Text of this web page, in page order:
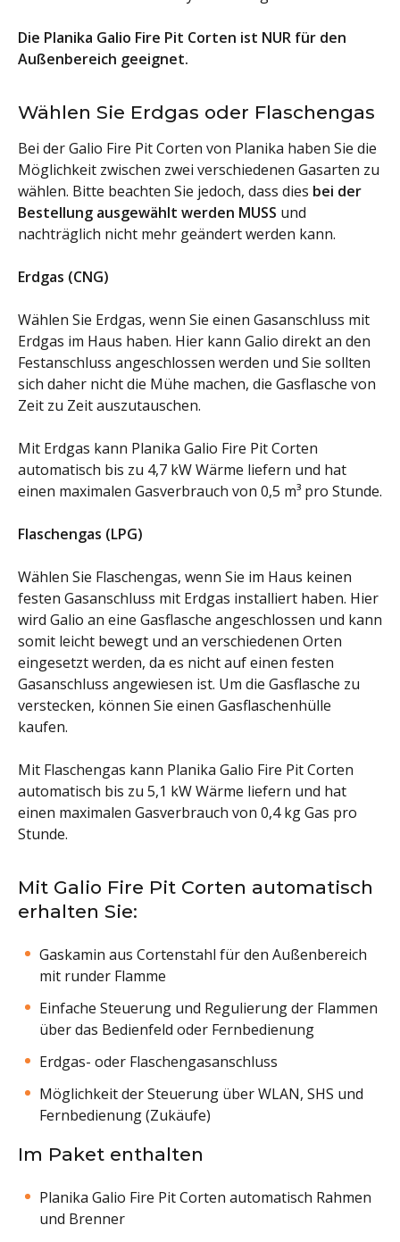
Die Planika Galio Fire Pit Corten ist NUR für den
Außenbereich geeignet.
Wählen Sie Erdgas oder Flaschengas
Bei der Galio Fire Pit Corten von Planika haben Sie die
Möglichkeit zwischen zwei verschiedenen Gasarten zu
wählen. Bitte beachten Sie jedoch, dass dies bei der
Bestellung ausgewählt werden MUSS und
nachträglich nicht mehr geändert werden kann.
Erdgas (CNG)
Wählen Sie Erdgas, wenn Sie einen Gasanschluss mit
Erdgas im Haus haben. Hier kann Galio direkt an den
Festanschluss angeschlossen werden und Sie sollten
sich daher nicht die Mühe machen, die Gasflasche von
Zeit zu Zeit auszutauschen.
Mit Erdgas kann Planika Galio Fire Pit Corten
automatisch bis zu 4,7 kW Wärme liefern und hat
einen maximalen Gasverbrauch von 0,5 m³ pro Stunde.
Flaschengas (LPG)
Wählen Sie Flaschengas, wenn Sie im Haus keinen
festen Gasanschluss mit Erdgas installiert haben. Hier
wird Galio an eine Gasflasche angeschlossen und kann
somit leicht bewegt und an verschiedenen Orten
eingesetzt werden, da es nicht auf einen festen
Gasanschluss angewiesen ist. Um die Gasflasche zu
verstecken, können Sie einen Gasflaschenhülle
kaufen.
Mit Flaschengas kann Planika Galio Fire Pit Corten
automatisch bis zu 5,1 kW Wärme liefern und hat
einen maximalen Gasverbrauch von 0,4 kg Gas pro
Stunde.
Mit Galio Fire Pit Corten automatisch
erhalten Sie:
Gaskamin aus Cortenstahl für den Außenbereich
mit runder Flamme
Einfache Steuerung und Regulierung der Flammen
über das Bedienfeld oder Fernbedienung
Erdgas- oder Flaschengasanschluss
Möglichkeit der Steuerung über WLAN, SHS und
Fernbedienung (Zukäufe)
Im Paket enthalten
Planika Galio Fire Pit Corten automatisch Rahmen
und Brenner